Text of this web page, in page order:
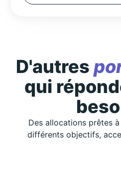
D'autres
qui
Des allocations prêtes
différents objectifs,